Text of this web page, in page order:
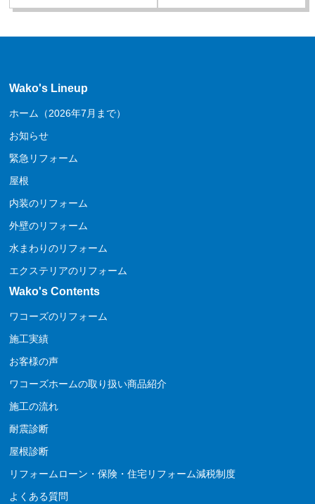
Wako's Lineup
ホーム（2026年7月まで）
お知らせ
緊急リフォーム
屋根
内装のリフォーム
外壁のリフォーム
水まわりのリフォーム
エクステリアのリフォーム
Wako's Contents
ワコーズのリフォーム
施工実績
お客様の声
ワコーズホームの取り扱い商品紹介
施工の流れ
耐震診断
屋根診断
リフォームローン・保険・住宅リフォーム減税制度
よくある質問